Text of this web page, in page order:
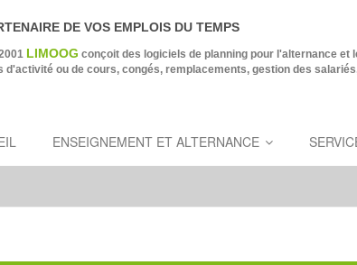
DE VOS EMPLOIS DU TEMPS
LIMOOG conçoit des logiciels de planning pour l'alternance
d'activité ou de cours, congés, remplacements, gestion des
ENSEIGNEMENT ET ALTERNANCE